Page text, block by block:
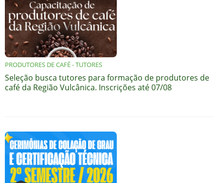
PRODUTORES DE CAFÉ - TUTORES
Seleção busca tutores para formação de produtores de
café da Região Vulcânica. Inscrições até 07/08